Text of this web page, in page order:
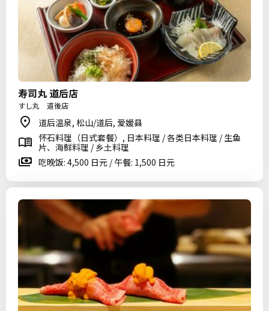
寿司丸 道后店
すし丸 道後店
道后温泉, 松山/道后, 爱媛县
怀石料理（日式套餐）, 日本料理 / 各类日本料理 / 生鱼
片、海鲜料理 / 乡土料理
吃晚饭: 4,500 日元 / 午餐: 1,500 日元